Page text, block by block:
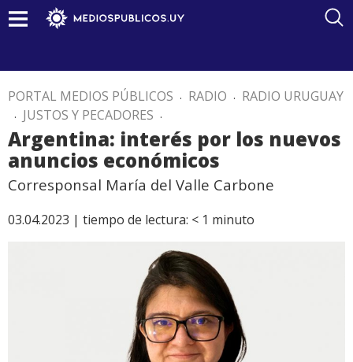
PORTAL MEDIOS PÚBLICOS . RADIO . RADIO URUGUAY
. JUSTOS Y PECADORES .
Argentina: interés por los nuevos
anuncios económicos
Corresponsal María del Valle Carbone
03.04.2023 | tiempo de lectura: < 1 minuto